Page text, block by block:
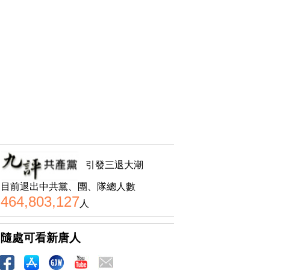
引發三退大潮
目前退出中共黨、團、隊總人數
464,803,127人
隨處可看新唐人